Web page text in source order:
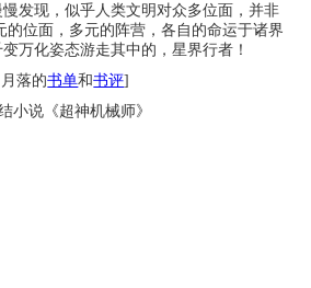
发现，似乎人类文明对众多位面，并非
面，多元的阵营，各自的命运于诸界
万化姿态游走其中的，星界行者！
月落的书单和书评]
小说《超神机械师》